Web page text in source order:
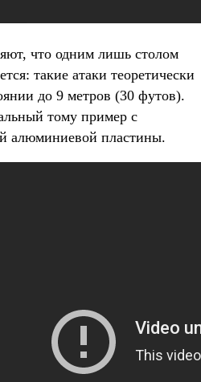
что одним лишь столом
такие атаки теоретически
до 9 метров (30 футов).
тому пример с
алюминиевой пластины.